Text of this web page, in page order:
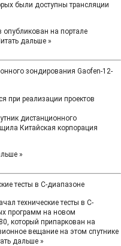
были доступны трансляции
опубликован на портале
дальше »
зондирования Gaofen-12-
при реализации проектов
дистанционного
Китайская корпорация
»
тесты в C-диапазоне
технические тесты в С-
программ на новом
который припаркован на
вещание на этом спутнике
дальше »